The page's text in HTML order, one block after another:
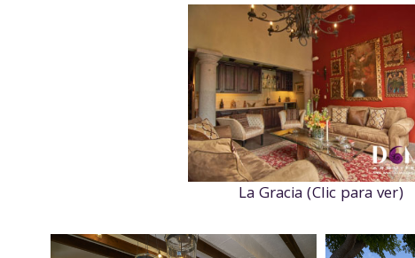
La Gracia (Clic para ver)